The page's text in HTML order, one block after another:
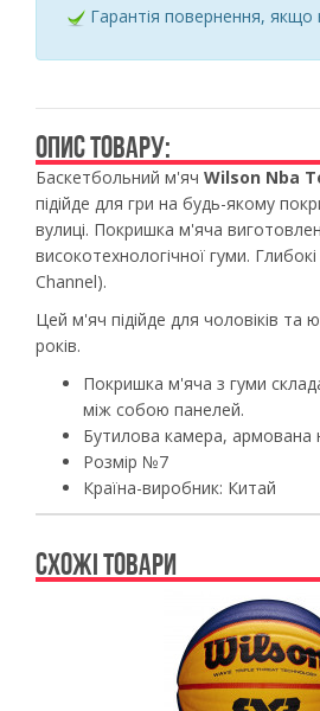
Гарантія повернення, якщо
ОПИС ТОВАРУ:
Баскетбольний м'яч Wilson Nba
підійде для гри на будь-якому
вулиці. Покришка м'яча
високотехнологічної гуми.
Channel).
Цей м'яч підійде для чоловіків та
років.
Покришка м'яча з гуми
між собою панелей.
Бутилова камера,
Розмір №7
Країна-виробник: Китай
СХОЖІ ТОВАРИ